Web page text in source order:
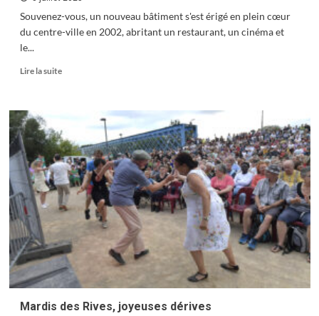
Souvenez-vous, un nouveau bâtiment s'est érigé en plein cœur
du centre-ville en 2002, abritant un restaurant, un cinéma et
le...
Lire la suiteEn
Beaux
Arts
Mardis des Rives, joyeuses dérives